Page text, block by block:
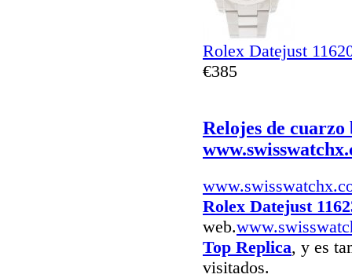
Rolex Datejust
€385
Relojes de cuarzo
Rolex Datejust
web.
Top Replica, y es
visitados.